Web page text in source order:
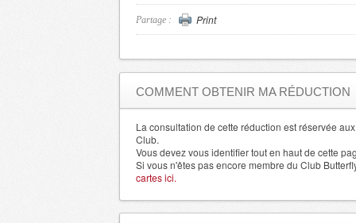
Eure et Loir - 28000 , (fr)
Allier - 3000 , (fr)
Gard
Haute Garonne - 31000 , (fr)
Gers - 32000 , (fr)
Indre et Loire - 37000 , (fr)
Isere - 38000 , (fr)
Alpes de Haute Provence - 4000 , (fr)
Partage : Print
COMMENT OBTENIR MA RÉDUCTION
La consultation de cette réduction est réservée
Club.
Vous devez vous identifier tout en haut de cette
Si vous n'êtes pas encore membre du Club
cartes ici.